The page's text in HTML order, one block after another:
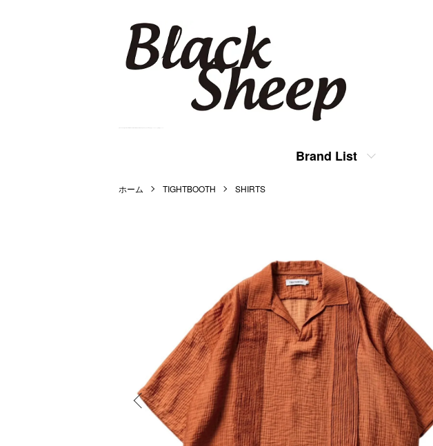
Brand List
ホーム TIGHTBOOTH SHIRTS